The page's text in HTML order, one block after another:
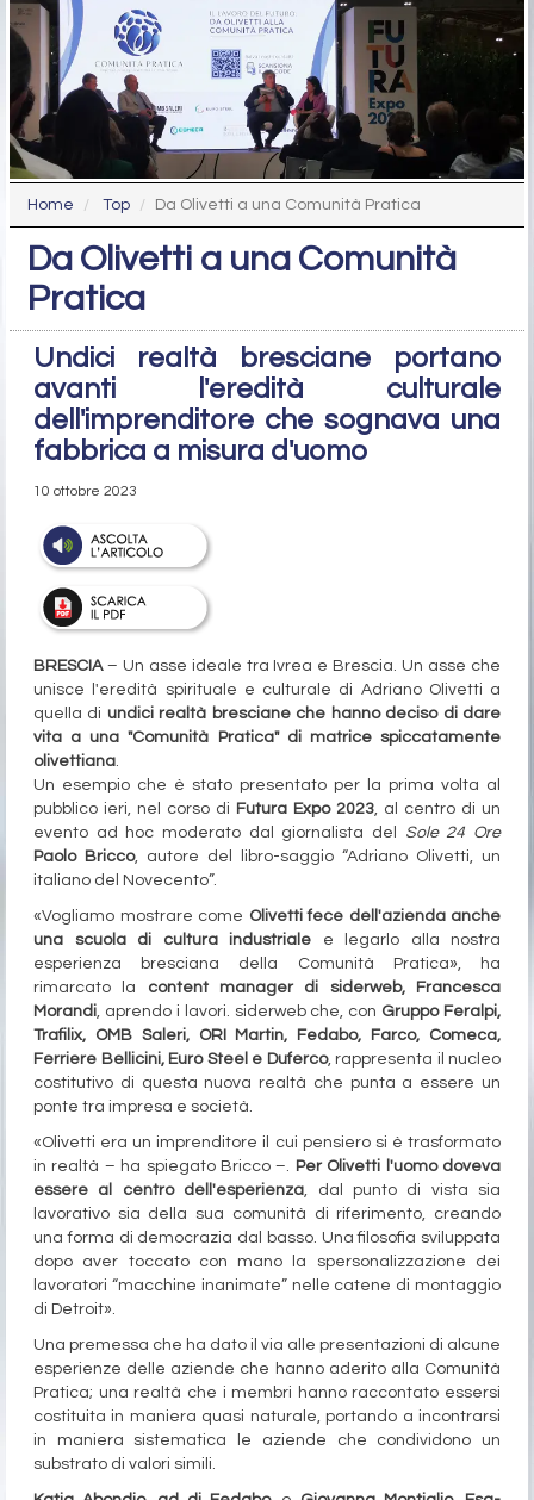
Home Top Da Olivetti a una Comunità Pratica
Da Olivetti a una Comunità
Pratica
Undici realtà bresciane portano
avanti l'eredità culturale
dell'imprenditore che sognava una
fabbrica a misura d'uomo
10 ottobre 2023
BRESCIA– Un asse ideale tra Ivrea e Brescia. Un asse che
unisce l'eredità spirituale e culturale di Adriano Olivetti a
quella di undici realtà bresciane che hanno deciso di dare
vita a una "Comunità Pratica" di matrice spiccatamente
olivettiana.
Un esempio che è stato presentato per la prima volta al
pubblico ieri, nel corso di Futura Expo 2023, al centro di un
evento ad hoc moderato dal giornalista del Sole 24 Ore
Paolo Bricco, autore del libro-saggio “Adriano Olivetti, un
italiano del Novecento”.
«Vogliamo mostrare come Olivetti fece dell'azienda anche
una scuola di cultura industriale e legarlo alla nostra
esperienza bresciana della Comunità Pratica», ha
rimarcato la content manager di siderweb, Francesca
Morandi, aprendo i lavori. siderweb che, con Gruppo Feralpi,
Trafilix, OMB Saleri, ORI Martin, Fedabo, Farco, Comeca,
Ferriere Bellicini, Euro Steel e Duferco, rappresenta il nucleo
costitutivo di questa nuova realtà che punta a essere un
ponte tra impresa e società.
«Olivetti era un imprenditore il cui pensiero si è trasformato
in realtà – ha spiegato Bricco –. Per Olivetti l'uomo doveva
essere al centro dell'esperienza, dal punto di vista sia
lavorativo sia della sua comunità di riferimento, creando
una forma di democrazia dal basso. Una filosofia sviluppata
dopo aver toccato con mano la spersonalizzazione dei
lavoratori “macchine inanimate” nelle catene di montaggio
di Detroit».
Una premessa che ha dato il via alle presentazioni di alcune
esperienze delle aziende che hanno aderito alla Comunità
Pratica; una realtà che i membri hanno raccontato essersi
costituita in maniera quasi naturale, portando a incontrarsi
in maniera sistematica le aziende che condividono un
substrato di valori simili.